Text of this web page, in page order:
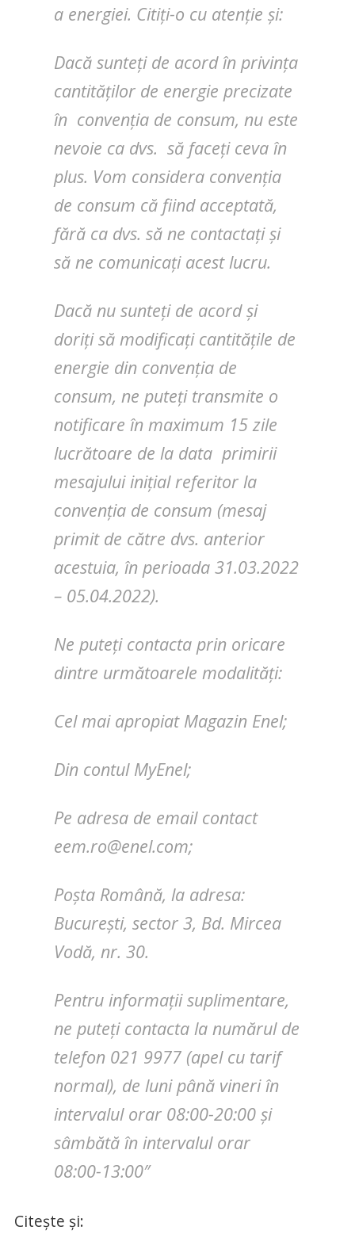
a energiei. Citiți-o cu atenție și:
Dacă sunteți de acord în privința
cantităților de energie precizate
în convenția de consum, nu este
nevoie ca dvs. să faceți ceva în
plus. Vom considera convenția
de consum că fiind acceptată,
fără ca dvs. să ne contactați și
să ne comunicați acest lucru.
Dacă nu sunteți de acord și
doriți să modificați cantitățile de
energie din convenția de
consum, ne puteți transmite o
notificare în maximum 15 zile
lucrătoare de la data primirii
mesajului inițial referitor la
convenția de consum (mesaj
primit de către dvs. anterior
acestuia, în perioada 31.03.2022
– 05.04.2022).
Ne puteți contacta prin oricare
dintre următoarele modalități:
Cel mai apropiat Magazin Enel;
Din contul MyEnel;
Pe adresa de email contact
eem.ro@enel.com;
Poșta Română, la adresa:
București, sector 3, Bd. Mircea
Vodă, nr. 30.
Pentru informații suplimentare,
ne puteți contacta la numărul de
telefon 021 9977 (apel cu tarif
normal), de luni până vineri în
intervalul orar 08:00-20:00 și
sâmbătă în intervalul orar
08:00-13:00″
Citește și: